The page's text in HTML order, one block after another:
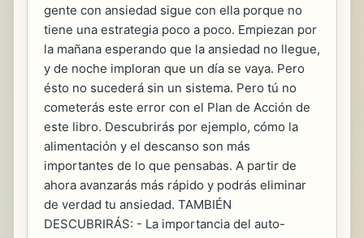
gente con ansiedad sigue con ella porque no
tiene una estrategia poco a poco. Empiezan por
la mañana esperando que la ansiedad no llegue,
y de noche imploran que un día se vaya. Pero
ésto no sucederá sin un sistema. Pero tú no
cometerás este error con el Plan de Acción de
este libro. Descubrirás por ejemplo, cómo la
alimentación y el descanso son más
importantes de lo que pensabas. A partir de
ahora avanzarás más rápido y podrás eliminar
de verdad tu ansiedad. TAMBIÉN
DESCUBRIRÁS: - La importancia del auto-